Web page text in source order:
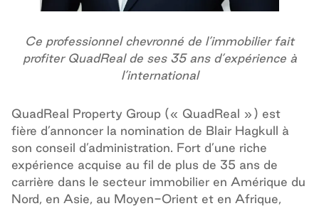
Ce professionnel chevronné de l’immobilier fait
profiter QuadReal de ses 35 ans d’expérience à
l’international
QuadReal Property Group (« QuadReal ») est
fière d’annoncer la nomination de Blair Hagkull à
son conseil d’administration. Fort d’une riche
expérience acquise au fil de plus de 35 ans de
carrière dans le secteur immobilier en Amérique du
Nord, en Asie, au Moyen-Orient et en Afrique,